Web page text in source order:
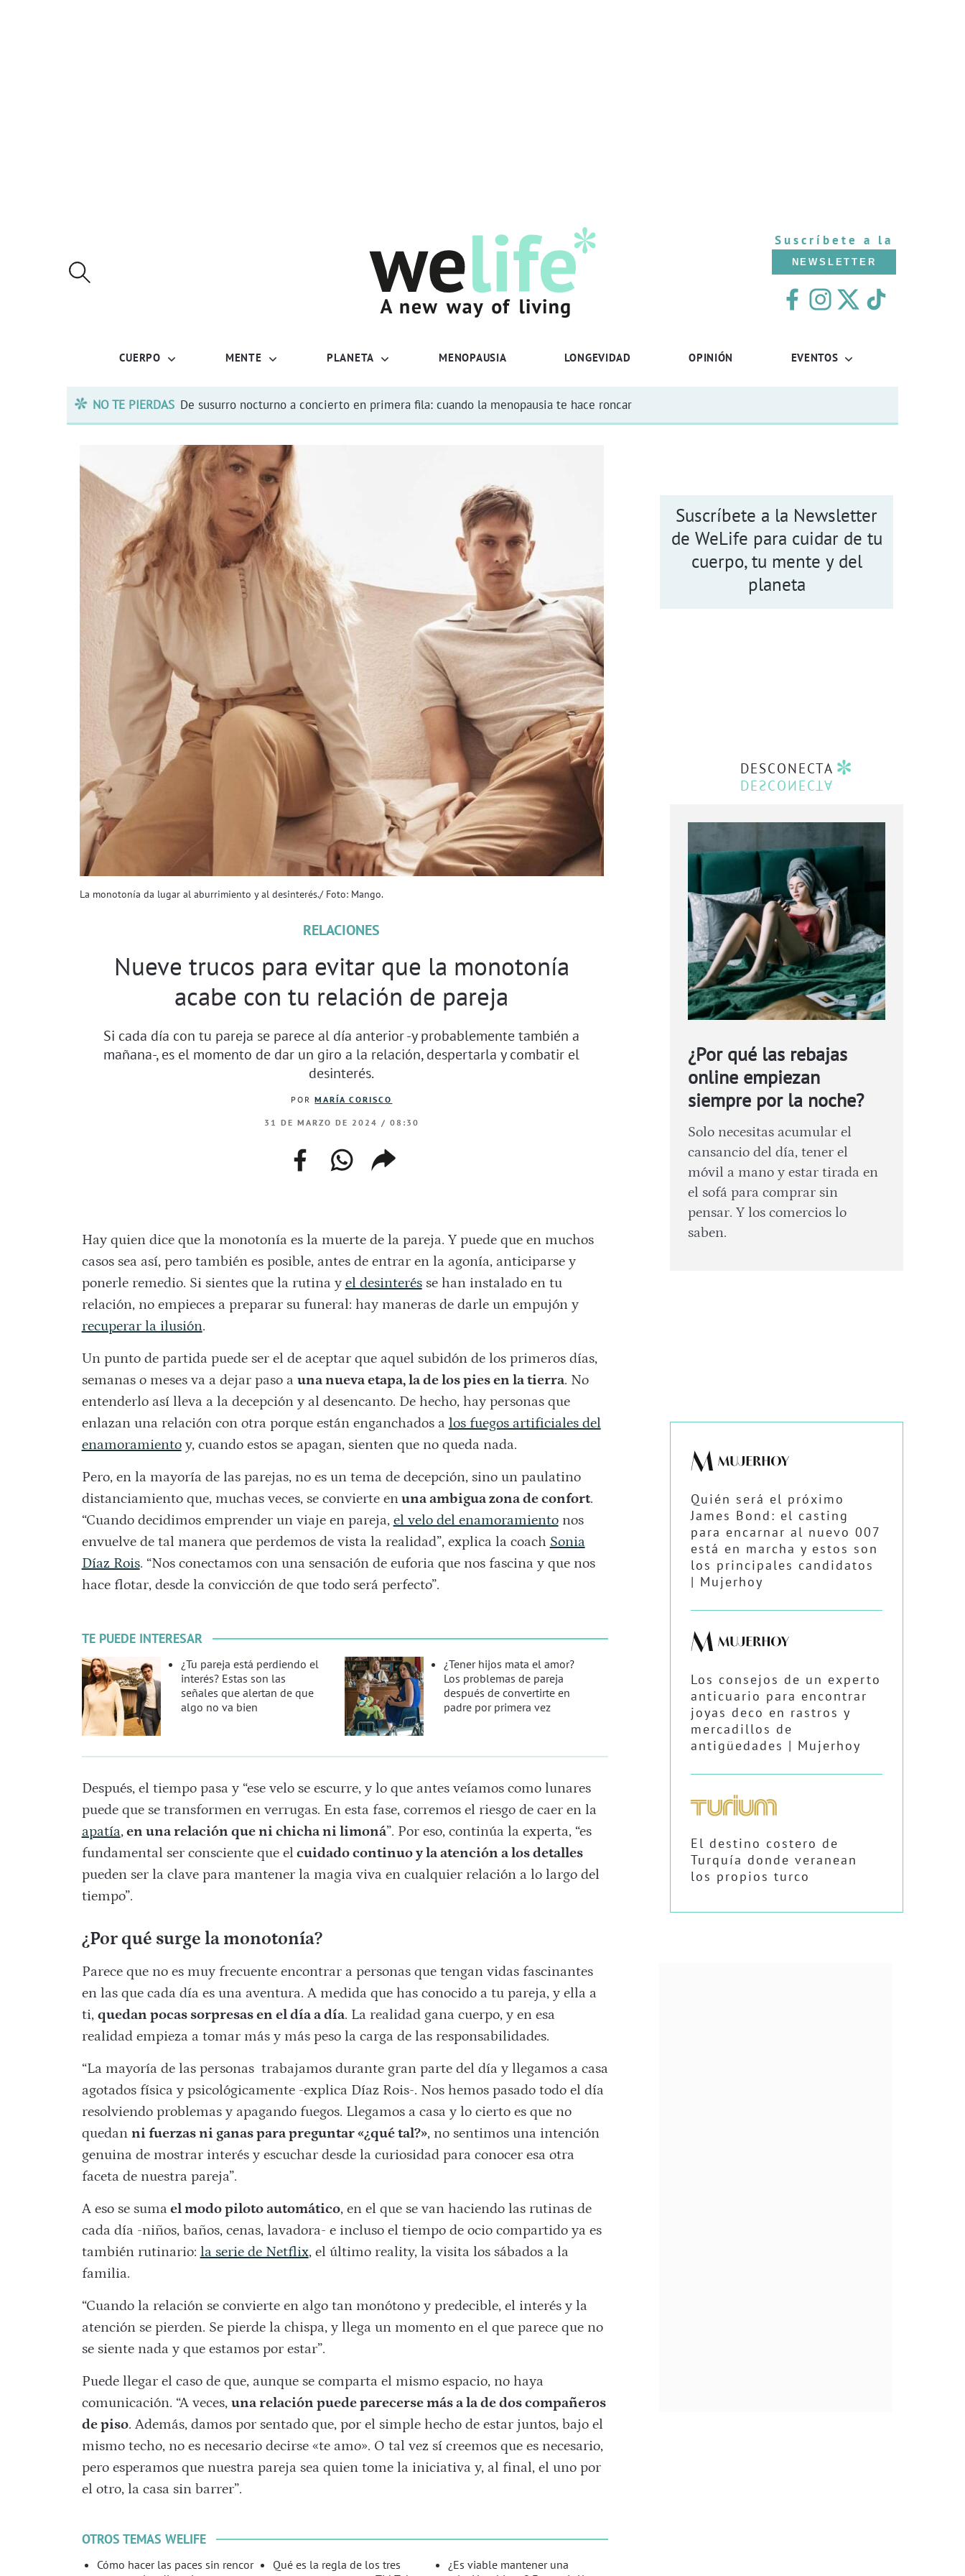
Suscríbete a la
NEWSLETTER
CUERPO MENTE PLANETA MENOPAUSIA LONGEVIDAD OPINIÓN EVENTOS
NO TE PIERDAS De susurro nocturno a concierto en primera fila: cuando la menopausia te hace roncar
La monotonía da lugar al aburrimiento y al desinterés./ Foto: Mango.
RELACIONES
Nueve trucos para evitar que la monotonía
acabe con tu relación de pareja
Si cada día con tu pareja se parece al día anterior -y probablemente también a
mañana-, es el momento de dar un giro a la relación, despertarla y combatir el
desinterés.
PORMARÍA CORISCO
31 DE MARZO DE 2024 / 08:30
facebookwhatsapp
web
copiar
enlace
Hay quien dice que la monotonía es la muerte de la pareja. Y puede que en muchos
casos sea así, pero también es posible, antes de entrar en la agonía, anticiparse y
ponerle remedio. Si sientes que la rutina y el desinterésse han instalado en tu
relación, no empieces a preparar su funeral: hay maneras de darle un empujón y
recuperar la ilusión.
Un punto de partida puede ser el de aceptar que aquel subidón de los primeros días,
semanas o meses va a dejar paso a una nueva etapa, la de los pies en la tierra. No
entenderlo así lleva a la decepción y al desencanto. De hecho, hay personas que
enlazan una relación con otra porque están enganchados a los fuegos artificiales del
enamoramientoy, cuando estos se apagan, sienten que no queda nada.
Pero, en la mayoría de las parejas, no es un tema de decepción, sino un paulatino
distanciamiento que, muchas veces, se convierte enuna ambigua zona de confort.
“Cuando decidimos emprender un viaje en pareja, el velo del enamoramientonos
envuelve de tal manera que perdemos de vista la realidad”, explica la coach Sonia
Díaz Rois. “Nos conectamos con una sensación de euforia que nos fascina y que nos
hace flotar, desde la convicción de que todo será perfecto”.
TE PUEDE INTERESAR
¿Tu pareja está perdiendo el
interés? Estas son las
señales que alertan de que
algo no va bien
¿Tener hijos mata el amor?
Los problemas de pareja
después de convertirte en
padre por primera vez
Después, el tiempo pasa y “ese velo se escurre, y lo que antes veíamos como lunares
puede que se transformen en verrugas. En esta fase, corremos el riesgo de caer en la
apatía,en una relación que ni chicha ni limoná”. Por eso, continúa la experta, “es
fundamental ser consciente que el cuidado continuo y la atención a los detalles
pueden ser la clave para mantener la magia viva en cualquier relación a lo largo del
tiempo”.
¿Por qué surge la monotonía?
Parece que no es muy frecuente encontrar a personas que tengan vidas fascinantes
en las que cada día es una aventura. A medida que has conocido a tu pareja, y ella a
ti, quedan pocas sorpresas en el día a día. La realidad gana cuerpo, y en esa
realidad empieza a tomar más y más peso la carga de las responsabilidades.
“La mayoría de las personas trabajamos durante gran parte del día y llegamos a casa
agotados física y psicológicamente -explica Díaz Rois-. Nos hemos pasado todo el día
resolviendo problemas y apagando fuegos. Llegamos a casa y lo cierto es que no
quedan ni fuerzas ni ganas para preguntar «¿qué tal?», no sentimos una intención
genuina de mostrar interés y escuchar desde la curiosidad para conocer esa otra
faceta de nuestra pareja”.
A eso se sumael modo piloto automático, en el que se van haciendo las rutinas de
cada día -niños, baños, cenas, lavadora- e incluso el tiempo de ocio compartido ya es
también rutinario: la serie de Netflix, el último reality, la visita los sábados a la
familia.
“Cuando la relación se convierte en algo tan monótono y predecible, el interés y la
atención se pierden. Se pierde la chispa, y llega un momento en el que parece que no
se siente nada y que estamos por estar”.
Puede llegar el caso de que, aunque se comparta el mismo espacio, no haya
comunicación. “A veces, una relación puede parecerse más a la de dos compañeros
de piso. Además, damos por sentado que, por el simple hecho de estar juntos, bajo el
mismo techo, no es necesario decirse «te amo». O tal vez sí creemos que es necesario,
pero esperamos que nuestra pareja sea quien tome la iniciativa y, al final, el uno por
el otro, la casa sin barrer”.
OTROS TEMAS WELIFE
Cómo hacer las paces sin rencor
Qué es la regla de los tres
¿Es viable mantener una
Suscríbete a la Newsletter
de WeLife para cuidar de tu
cuerpo, tu mente y del
planeta
DESCONECTA
¿Por qué las rebajas
online empiezan
siempre por la noche?
Solo necesitas acumular el
cansancio del día, tener el
móvil a mano y estar tirada en
el sofá para comprar sin
pensar. Y los comercios lo
saben.
Quién será el próximo
James Bond: el casting
para encarnar al nuevo 007
está en marcha y estos son
los principales candidatos
| Mujerhoy
Los consejos de un experto
anticuario para encontrar
joyas deco en rastros y
mercadillos de
antigüedades | Mujerhoy
El destino costero de
Turquía donde veranean
los propios turco